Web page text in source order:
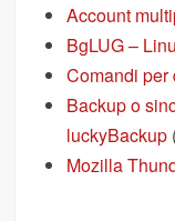
Account
BgLUG –
Comandi per
Backup o
luckyBackup
Mozilla